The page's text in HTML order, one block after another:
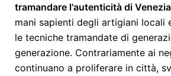
tramandare l'autenticità di Venezia
mani sapienti degli artigiani locali
le tecniche tramandate di
generazione. Contrariamente ai
continuano a proliferare in città,